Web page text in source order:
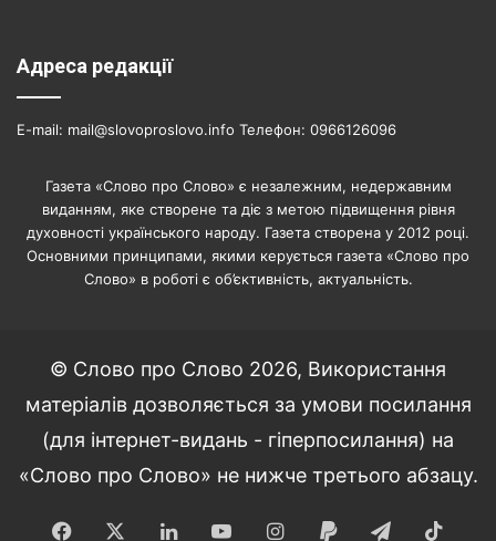
Адреса редакції
E-mail: mail@slovoproslovo.info Телефон: 0966126096
Газета «Слово про Слово» є незалежним, недержавним
виданням, яке створене та діє з метою підвищення рівня
духовності українського народу. Газета створена у 2012 році.
Основними принципами, якими керується газета «Слово про
Слово» в роботі є об’єктивність, актуальність.
© Слово про Слово 2026, Використання
матеріалів дозволяється за умови посилання
(для інтернет-видань - гіперпосилання) на
«Слово про Слово» не нижче третього абзацу.
Facebook LinkedInYouTubeInstagram
Paypal Telegram